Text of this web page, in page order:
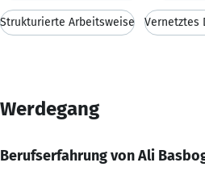
Strukturierte Arbeitsweise Vernetztes
Werdegang
Berufserfahrung von Ali